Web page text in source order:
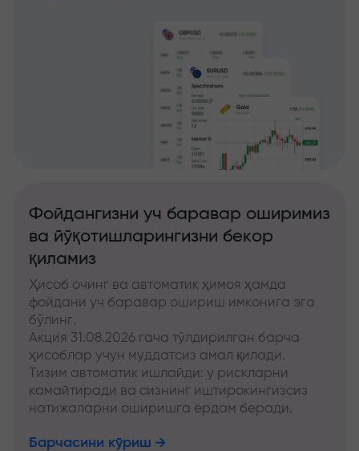
Фойдангизни уч баравар оширимиз
ва йўқотишларингизни бекор
қиламиз
Ҳисоб очинг ва автоматик ҳимоя ҳамда
фойдани уч баравар ошириш имконига эга
бўлинг.
Акция 31.08.2026 гача тўлдирилган барча
ҳисоблар учун муддатсиз амал қилади.
Тизим автоматик ишлайди: у рискларни
камайтиради ва сизнинг иштирокингизсиз
натижаларни оширишга ёрдам беради.
Барчасини кўриш